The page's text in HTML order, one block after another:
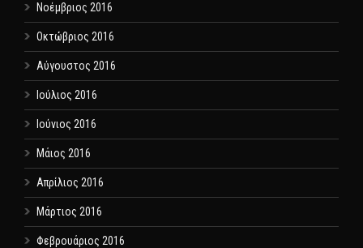
Νοέμβριος 2016
Οκτώβριος 2016
Αύγουστος 2016
Ιούλιος 2016
Ιούνιος 2016
Μάιος 2016
Απρίλιος 2016
Μάρτιος 2016
Φεβρουάριος 2016